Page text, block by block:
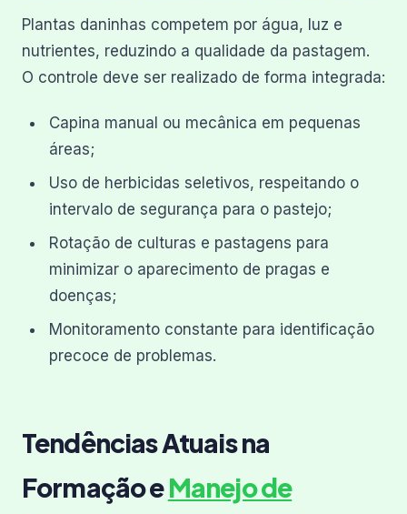
Plantas daninhas competem por água, luz e
nutrientes, reduzindo a qualidade da pastagem.
O controle deve ser realizado de forma integrada:
Capina manual ou mecânica em pequenas
áreas;
Uso de herbicidas seletivos, respeitando o
intervalo de segurança para o pastejo;
Rotação de culturas e pastagens para
minimizar o aparecimento de pragas e
doenças;
Monitoramento constante para identificação
precoce de problemas.
Tendências Atuais na
Formação eManejo de